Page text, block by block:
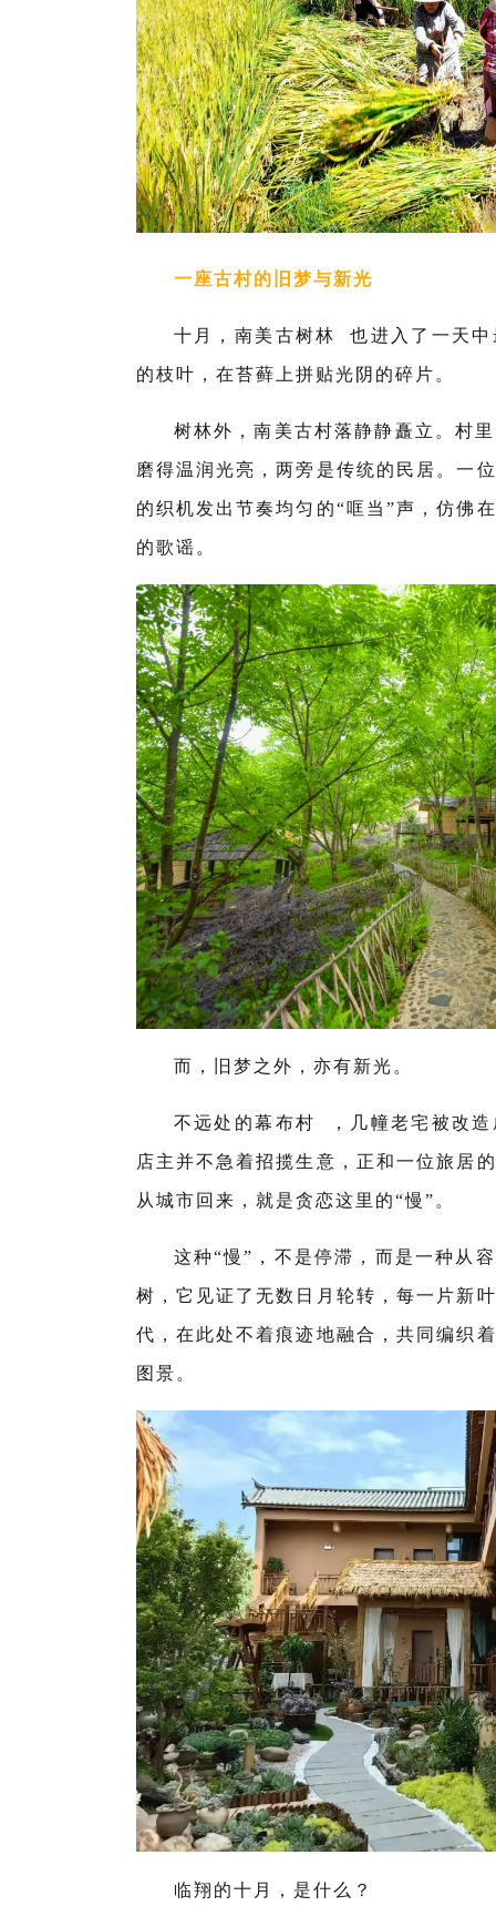
一座古村的旧梦与新光
十月， 南美古树林 也进入了一天
的枝叶，在苔藓上拼贴光阴的碎片。
树林外，南美古村落静静矗立。村
磨得温润光亮，两旁是传统的民居。一
的织机发出节奏均匀的“哐当”声，仿佛
的歌谣。
而，旧梦之外，亦有新光。
不远处的幕布村 ，几幢老宅被改
店主并不急着招揽生意，正和一位旅居
从城市回来，就是贪恋这里的“慢”。
这种“慢”，不是停滞，而是一种从
树，它见证了无数日月轮转，每一片新
代，在此处不着痕迹地融合，共同编织
图景。
临翔的十月，是什么？